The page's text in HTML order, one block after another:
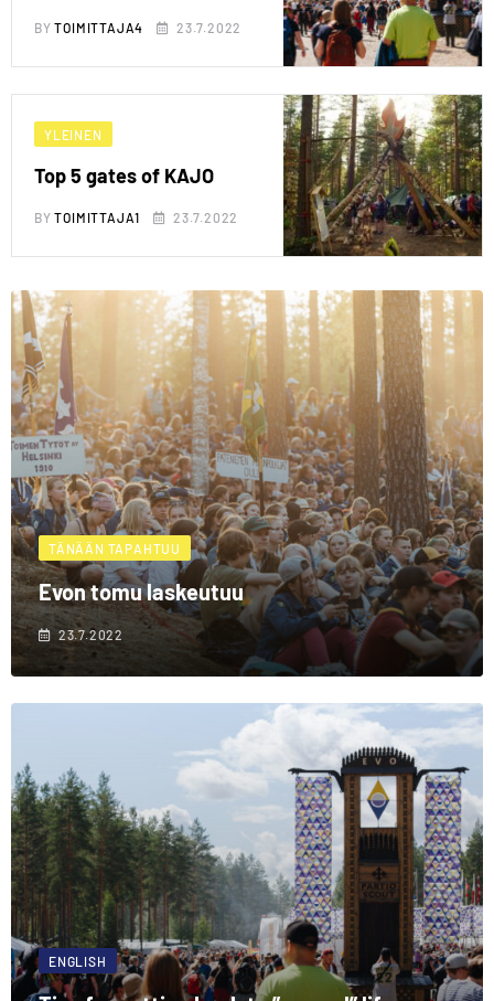
BYTOIMITTAJA4 23.7.2022
YLEINEN
Top 5 gates of KAJO
BYTOIMITTAJA1 23.7.2022
TÄNÄÄN TAPAHTUU
Evon tomu laskeutuu
23.7.2022
ENGLISH